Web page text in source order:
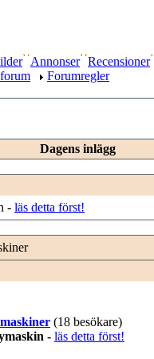
Annonser Recensioner
Forumregler
Dagens inlägg
- läs detta först!
(18 besökare)
- läs detta först!